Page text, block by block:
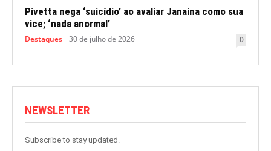
Pivetta nega ‘suicídio’ ao avaliar Janaina como sua
vice; ‘nada anormal’
Destaques 30 de julho de 2026 0
NEWSLETTER
Subscribe to stay updated.